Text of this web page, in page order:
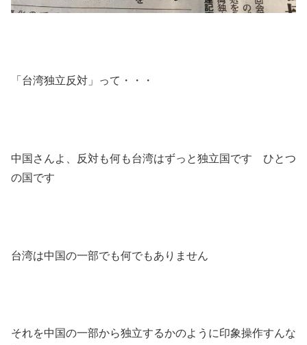
「台湾独立反対」って・・・
中国さんよ、反対も何も台湾はずっと独立国です ひとつ
の国です
台湾は中国の一部でも何でもありません
それを中国の一部から独立するかのように印象操作すんな